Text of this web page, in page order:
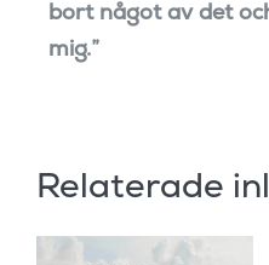
bort något av det
mig.”
Relaterade